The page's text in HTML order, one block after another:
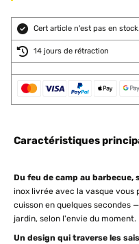
Cert article n'est pas en
14 jours de rétraction
Caractéristiques
Du feu de camp au barbecue,
inox livrée avec la vasque vous
cuisson en quelques secondes
jardin, selon l'envie du moment.
Un design qui traverse les